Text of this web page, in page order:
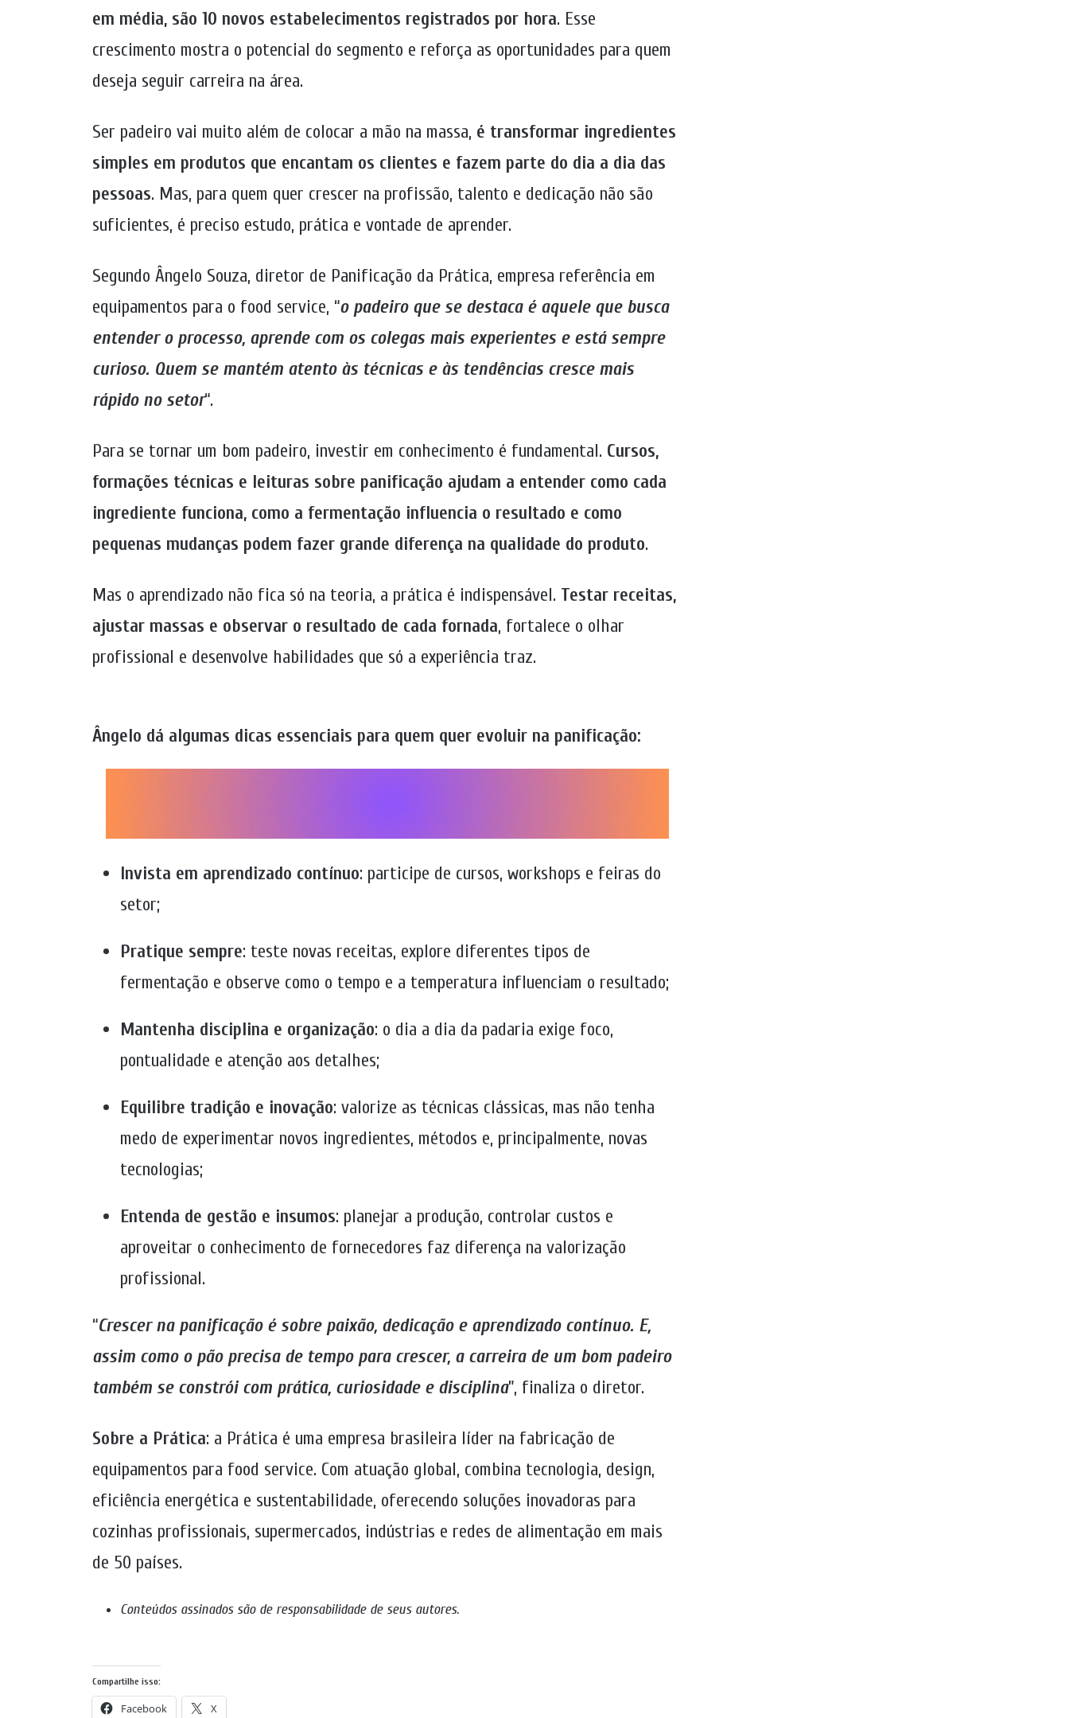
em média, são 10 novos estabelecimentos registrados por hora. Esse
crescimento mostra o potencial do segmento e reforça as oportunidades para quem
deseja seguir carreira na área.
Ser padeiro vai muito além de colocar a mão na massa, é transformar ingredientes
simples em produtos que encantam os clientes e fazem parte do dia a dia das
pessoas. Mas, para quem quer crescer na profissão, talento e dedicação não são
suficientes, é preciso estudo, prática e vontade de aprender.
Segundo Ângelo Souza, diretor de Panificação da Prática, empresa referência em
equipamentos para o food service, “o padeiro que se destaca é aquele que busca
entender o processo, aprende com os colegas mais experientes e está sempre
curioso. Quem se mantém atento às técnicas e às tendências cresce mais
rápido no setor“.
Para se tornar um bom padeiro, investir em conhecimento é fundamental. Cursos,
formações técnicas e leituras sobre panificação ajudam a entender como cada
ingrediente funciona, como a fermentação influencia o resultado e como
pequenas mudanças podem fazer grande diferença na qualidade do produto.
Mas o aprendizado não fica só na teoria, a prática é indispensável. Testar receitas,
ajustar massas e observar o resultado de cada fornada, fortalece o olhar
profissional e desenvolve habilidades que só a experiência traz.
Ângelo dá algumas dicas essenciais para quem quer evoluir na panificação:
Invista em aprendizado contínuo: participe de cursos, workshops e feiras do
setor;
Pratique sempre: teste novas receitas, explore diferentes tipos de
fermentação e observe como o tempo e a temperatura influenciam o resultado;
Mantenha disciplina e organização: o dia a dia da padaria exige foco,
pontualidade e atenção aos detalhes;
Equilibre tradição e inovação: valorize as técnicas clássicas, mas não tenha
medo de experimentar novos ingredientes, métodos e, principalmente, novas
tecnologias;
Entenda de gestão e insumos: planejar a produção, controlar custos e
aproveitar o conhecimento de fornecedores faz diferença na valorização
profissional.
“Crescer na panificação é sobre paixão, dedicação e aprendizado contínuo. E,
assim como o pão precisa de tempo para crescer, a carreira de um bom padeiro
também se constrói com prática, curiosidade e disciplina”, finaliza o diretor.
Sobre a Prática: a Prática é uma empresa brasileira líder na fabricação de
equipamentos para food service. Com atuação global, combina tecnologia, design,
eficiência energética e sustentabilidade, oferecendo soluções inovadoras para
cozinhas profissionais, supermercados, indústrias e redes de alimentação em mais
de 50 países.
Conteúdos assinados são de responsabilidade de seus autores.
Compartilhe isso:
Facebook X